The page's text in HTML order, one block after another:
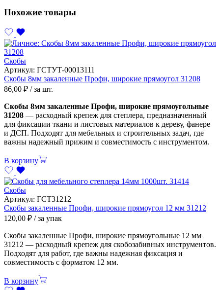
Похожие товары
Скобы
Артикул: ГСТУТ-00013111
Скобы 8мм закаленные Профи, широкие прямоугол 31208
86,00 ₽ / за шт.
Скобы 8мм закаленные Профи, широкие прямоугольные
31208 — расходный крепеж для степлера, предназначенный
для фиксации ткани и листовых материалов к дереву, фанере
и ДСП. Подходят для мебельных и строительных задач, где
важны надежный прижим и совместимость с инструментом.
В корзину
Скобы
Артикул: ГСТ31212
Скобы закаленные Профи, широкие прямоугол 12 мм 31212
120,00 ₽ / за упак
Скобы закаленные Профи, широкие прямоугольные 12 мм
31212 — расходный крепеж для скобозабивных инструментов.
Подходят для работ, где важны надежная фиксация и
совместимость с форматом 12 мм.
В корзину